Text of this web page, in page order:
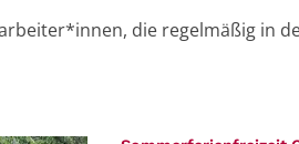
die regelmäßig in